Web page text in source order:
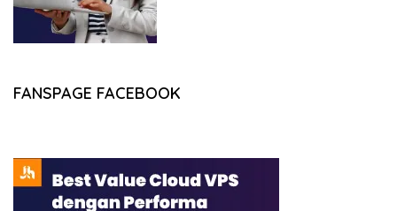
FANSPAGE FACEBOOK